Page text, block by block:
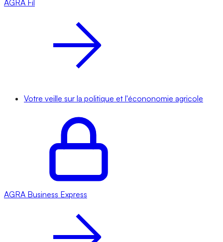
AGRA Fil
Votre veille sur la politique et l'écononomie agricole
AGRA Business Express